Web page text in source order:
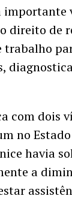
importante
direito de
trabalho
com dois
no
havia
a